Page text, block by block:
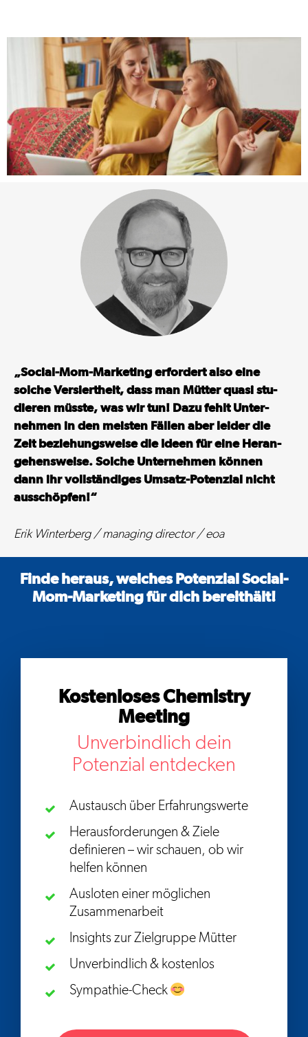
„Social-Mom-Marketing erfordert also eine
solche Ver­siertheit, dass man Mütter quasi stu­
dieren müsste, was wir tun! Dazu fehlt Unter­
nehmen in den meisten Fällen aber leider die
Zeit beziehungs­weise die Ideen für eine Heran­
gehensweise. Solche Unter­nehmen können
dann ihrvoll­ständiges Umsatz-Potenzial nicht
aus­schöpfen!“
Erik Winterberg / managing director / eoa
Finde heraus, welches Potenzial Social-
Mom-Marketing für dich bereithält!
Kostenloses Chemistry
Meeting
Unverbindlich dein
Potenzial entdecken
Austausch über Erfahrungswerte
Herausforderungen & Ziele
definieren – wir schauen, ob wir
helfen können
Ausloten einer möglichen
Zusammenarbeit
Insights zur Zielgruppe Mütter
Unverbindlich & kostenlos
Sympathie-Check
Aktuelles
Jobs
Newsletter
Start
elements of art GmbH
communication for
generations
+49 (0)2166 91 567 – 89